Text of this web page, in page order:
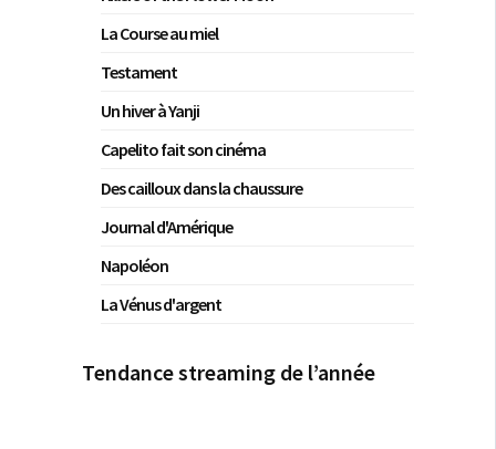
La Course au miel
Testament
Un hiver à Yanji
Capelito fait son cinéma
Des cailloux dans la chaussure
Journal d'Amérique
Napoléon
La Vénus d'argent
Tendance streaming de l’année